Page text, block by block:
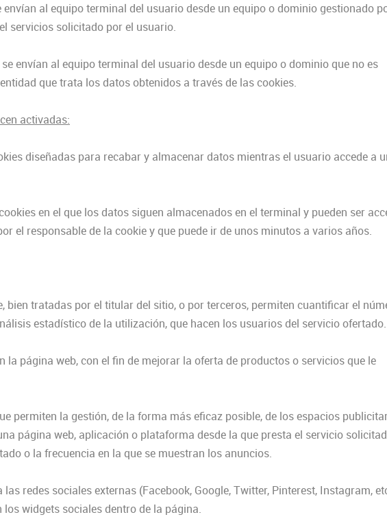
al equipo terminal del usuario desde un equipo o dominio gestionado
servicios solicitado por el usuario.
envían al equipo terminal del usuario desde un equipo o dominio que no es
que trata los datos obtenidos a través de las cookies.
activadas:
diseñadas para recabar y almacenar datos mientras el usuario accede a
en el que los datos siguen almacenados en el terminal y pueden ser
el responsable de la cookie y que puede ir de unos minutos a varios años.
bien tratadas por el titular del sitio, o por terceros, permiten cuantificar el
estadístico de la utilización, que hacen los usuarios del servicio ofertado.
la página web, con el fin de mejorar la oferta de productos o servicios que le
permiten la gestión, de la forma más eficaz posible, de los espacios
página web, aplicación o plataforma desde la que presta el servicio
o la frecuencia en la que se muestran los anuncios.
redes sociales externas (Facebook, Google, Twitter, Pinterest, Instagram,
widgets sociales dentro de la página.